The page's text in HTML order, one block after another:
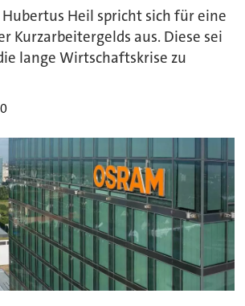
Heil spricht sich für eine
Kurzarbeitergelds aus. Diese sei
lange Wirtschaftskrise zu